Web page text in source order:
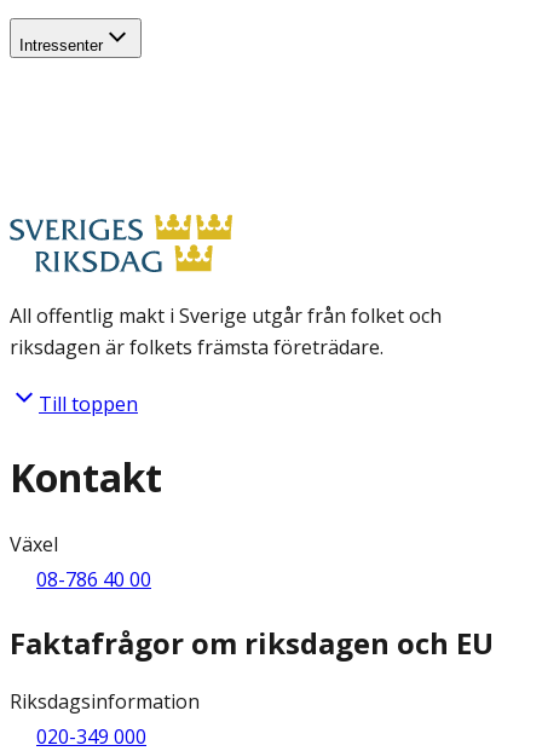
Intressenter
All offentlig makt i Sverige utgår från folket och
riksdagen är folkets främsta företrädare.
Till toppen
Kontakt
Växel
08-786 40 00
Faktafrågor om riksdagen och EU
Riksdagsinformation
020-349 000